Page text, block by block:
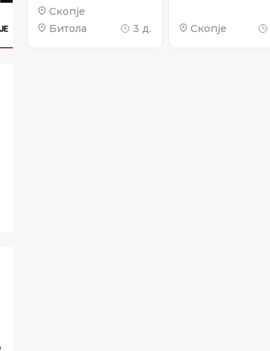
Скопје
Битола
3 д. Скопје